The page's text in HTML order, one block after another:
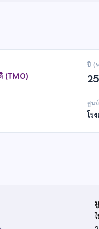
(TMO)
ปี (
ศูน
โร